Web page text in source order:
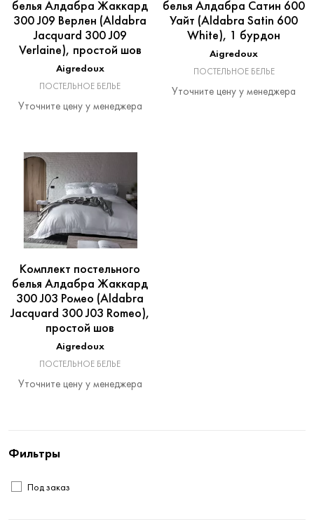
белья Алдабра Жаккард
300 J09 Верлен (Aldabra
Jacquard 300 J09
Verlaine), простой шов
Aigredoux
ПОСТЕЛЬНОЕ БЕЛЬЕ
Уточните цену у менеджера
белья Алдабра Сатин 600
Уайт (Aldabra Satin 600
White), 1 бурдон
Aigredoux
ПОСТЕЛЬНОЕ БЕЛЬЕ
Уточните цену у менеджера
Комплект постельного
белья Алдабра Жаккард
300 J03 Ромео (Aldabra
Jacquard 300 J03 Romeo),
простой шов
Aigredoux
ПОСТЕЛЬНОЕ БЕЛЬЕ
Уточните цену у менеджера
Фильтры
Под заказ